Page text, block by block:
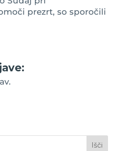
prezrt, so sporočili